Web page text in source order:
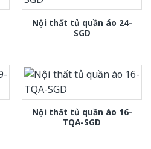
Nội thất tủ quần áo 24-
SGD
Nội thất tủ quần áo 16-
TQA-SGD